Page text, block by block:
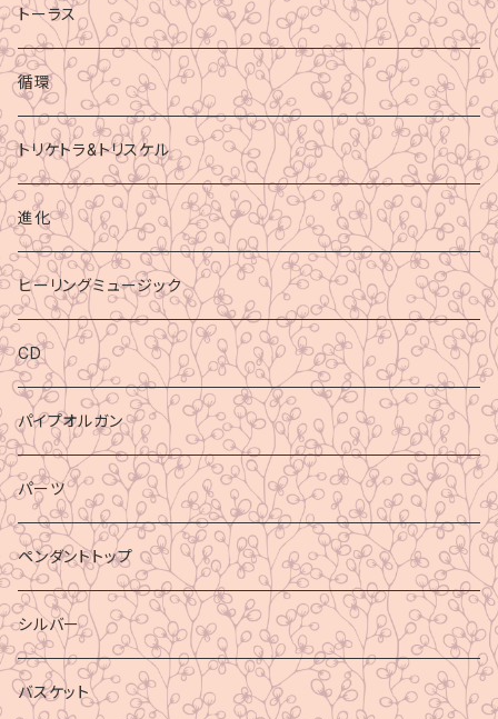
トーラス
循環
トリケトラ&トリスケル
進化
ヒーリングミュージック
CD
パイプオルガン
パーツ
ペンダントトップ
シルバー
バスケット